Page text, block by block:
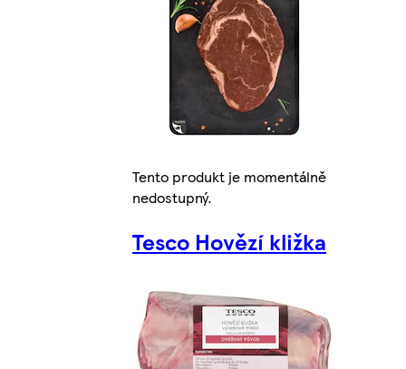
Tento produkt je momentálně
nedostupný.
Tesco Hovězí kližka